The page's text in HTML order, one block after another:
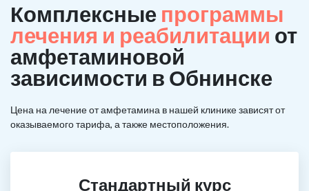
Комплексные программы
лечения и реабилитации от
амфетаминовой
зависимости в Обнинске
Цена на лечение от амфетамина в нашей клинике зависят от
оказываемого тарифа, а также местоположения.
Стандартный курс